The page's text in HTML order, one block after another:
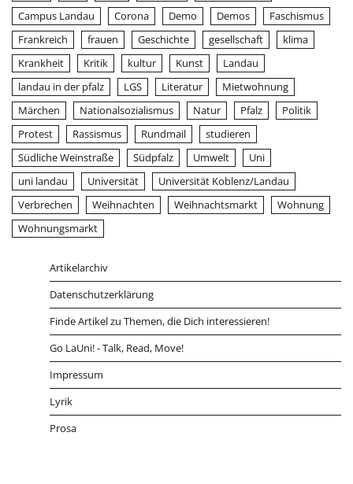
Campus Landau
Corona Demo Demos
Faschismus
Frankreich
frauen Geschichte gesellschaft
klima
Krankheit
Kritik kultur Kunst
Landau
landau in der pfalz
LGS Literatur
Mietwohnung
Märchen
Nationalsozialismus Natur Pfalz
Politik
Protest
Rassismus Rundmail
studieren
Südliche Weinstraße
Südpfalz Umwelt
Uni
uni landau
Universität
Universität Koblenz/Landau
Verbrechen
Weihnachten Weihnachtsmarkt
Wohnung
Wohnungsmarkt
Artikelarchiv
Datenschutzerklärung
Finde Artikel zu Themen, die Dich interessieren!
Go LaUni! - Talk, Read, Move!
Impressum
Lyrik
Prosa